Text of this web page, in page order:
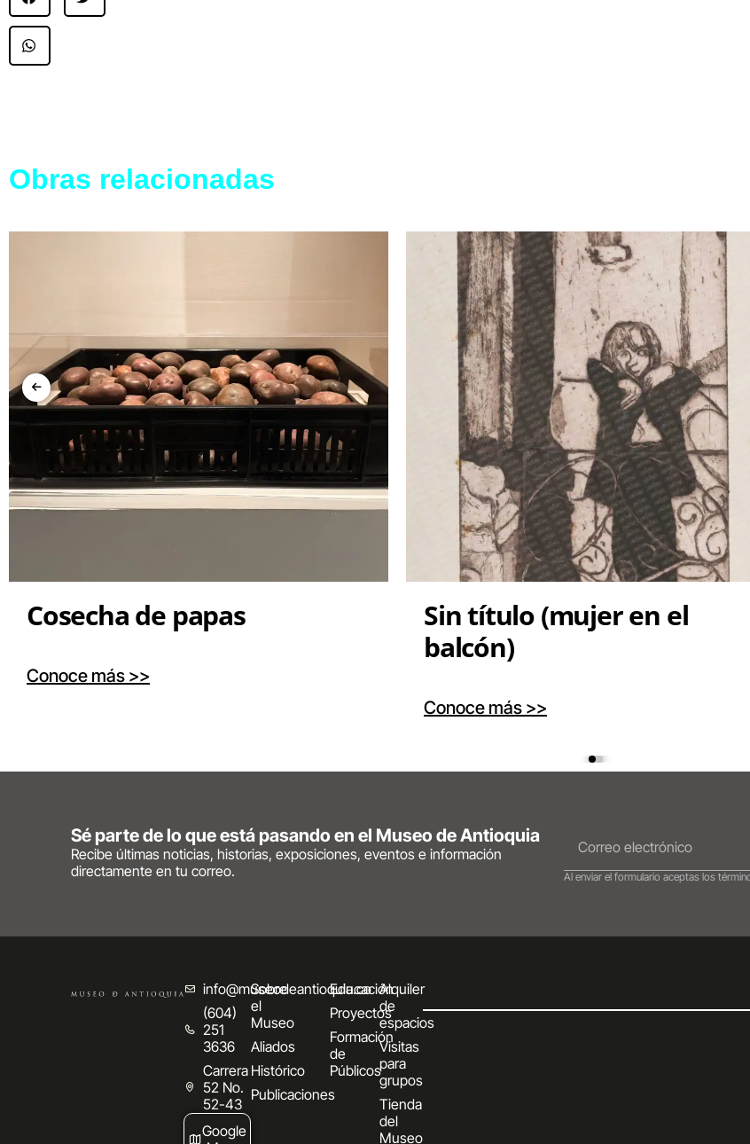
Obras relacionadas
Cosecha de papas
Conoce más >>
Sin título (mujer en el
balcón)
Conoce más >>
Sé parte de lo que está pasando en el Museo de Antioquia
Recibe últimas noticias, historias, exposiciones, eventos e información
directamente en tu correo.
Al enviar el formulario aceptas los
info@museodeantioquia.co
(604)
251
3636
Carrera
52 No.
52-43
Google
Sobre
el
Museo
Aliados
Histórico
Publicaciones
Educación
Proyectos
Formación
de
Públicos
Alquiler
de
espacios
Visitas
para
grupos
Tienda
del
Museo